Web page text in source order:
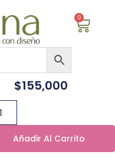
0
$155,000
Añadir Al Carrito